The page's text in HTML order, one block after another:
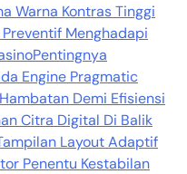
Warna Kontras Tinggi
Preventif Menghadapi
Pentingnya
Engine Pragmatic
Demi Efisiensi
Citra Digital Di Balik
Layout Adaptif
Penentu Kestabilan